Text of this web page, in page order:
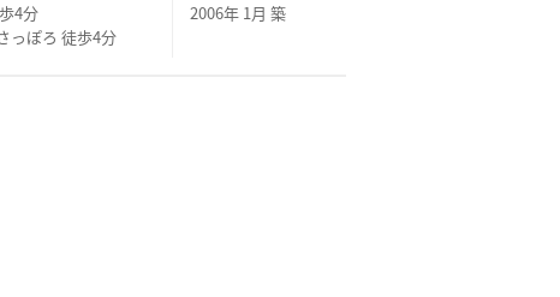
4分
っぽろ 徒歩4分
2006年 1月 築